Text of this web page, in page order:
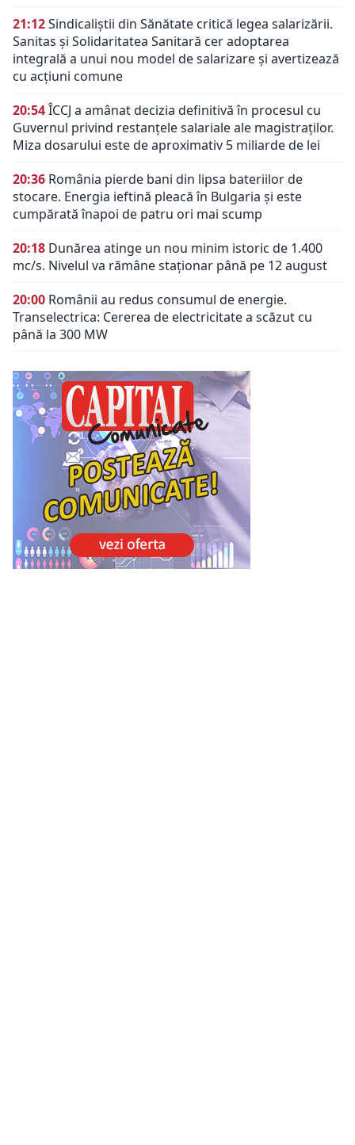
21:12Sindicaliștii din Sănătate critică legea salarizării.
Sanitas și Solidaritatea Sanitară cer adoptarea
integrală a unui nou model de salarizare și avertizează
cu acțiuni comune
20:54ÎCCJ a amânat decizia definitivă în procesul cu
Guvernul privind restanțele salariale ale magistraților.
Miza dosarului este de aproximativ 5 miliarde de lei
20:36 România pierde bani din lipsa bateriilor de
stocare. Energia ieftină pleacă în Bulgaria și este
cumpărată înapoi de patru ori mai scump
20:18 Dunărea atinge un nou minim istoric de 1.400
mc/s. Nivelul va rămâne staționar până pe 12 august
20:00 Românii au redus consumul de energie.
Transelectrica: Cererea de electricitate a scăzut cu
până la 300 MW